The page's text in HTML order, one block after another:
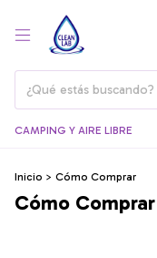
CAMPING Y AIRE LIBRE
Inicio > Cómo Comprar
Cómo Comprar